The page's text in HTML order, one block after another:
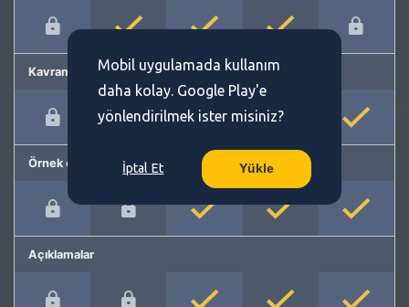
Kavram önerme
Örnek cümleler
Açıklamalar
Mobil uygulamada kullanım
daha kolay. Google Play'e
yönlendirilmek ister misiniz?
İptal Et Yükle